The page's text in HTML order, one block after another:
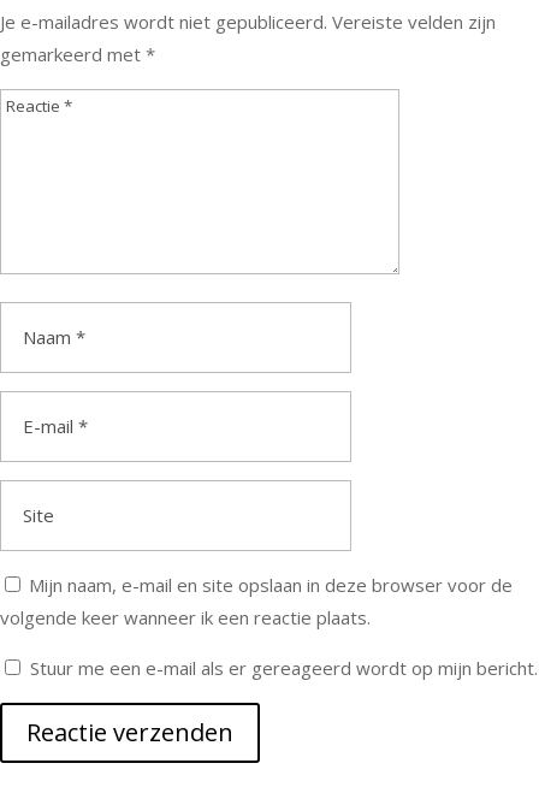
Je e-mailadres wordt niet gepubliceerd. Vereiste velden zijn
gemarkeerd met *
Mijn naam, e-mail en site opslaan in deze browser voor de
volgende keer wanneer ik een reactie plaats.
Stuur me een e-mail als er gereageerd wordt op mijn bericht.
Reactie verzenden